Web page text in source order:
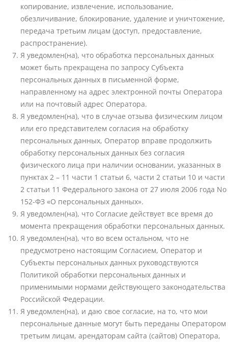
копирование, извлечение, использование,
обезличивание, блокирование, удаление и уничтожение,
передача третьим лицам (доступ, предоставление,
распространение).
Я уведомлен(на), что обработка персональных данных
может быть прекращена по запросу Субъекта
персональных данных в письменной форме,
направленному на адрес электронной почты Оператора
или на почтовый адрес Оператора.
Я уведомлен(на), что в случае отзыва физическим лицом
или его представителем согласия на обработку
персональных данных, Оператор вправе продолжить
обработку персональных данных без согласия
физического лица при наличии основании, указанных в
пунктах 2 – 11 части 1 статьи 6, части 2 статьи 10 и части
2 статьи 11 Федерального закона от 27 июля 2006 года No
152-ФЗ «О персональных данных».
Я уведомлен(на), что Согласие действует все время до
момента прекращения обработки персональных данных.
Я уведомлен(на), что во всем остальном, что не
предусмотрено настоящим Согласием, Оператор и
Субъекты персональных данных руководствуются
Политикой обработки персональных данных и
применимыми нормами действующего законодательства
Российской Федерации.
Я уведомлен(на), и даю свое согласие, на то, что мои
персональные данные могут быть переданы Оператором
третьим лицам, арендаторам сайта (сайтов) Оператора,